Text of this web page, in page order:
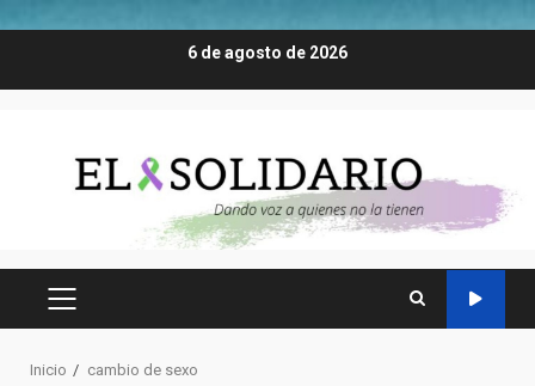
6 de agosto de 2026
MENÚ
Inicio cambio de sexo